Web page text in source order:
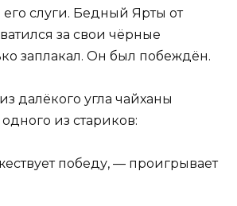
его слуги. Бедный Ярты от
за свои чёрные
заплакал. Он был побеждён.
далёкого угла чайханы
из стариков:
победу, — проигрывает